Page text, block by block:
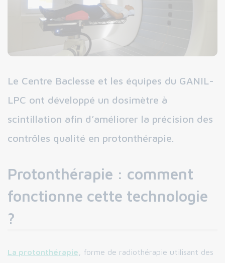
Le Centre Baclesse et les équipes du GANIL-
LPC ont développé un dosimètre à
scintillation afin d’améliorer la précision des
contrôles qualité en protonthérapie.
Protonthérapie : comment
fonctionne cette technologie
?
La protonthérapie , forme de radiothérapie utilisant des